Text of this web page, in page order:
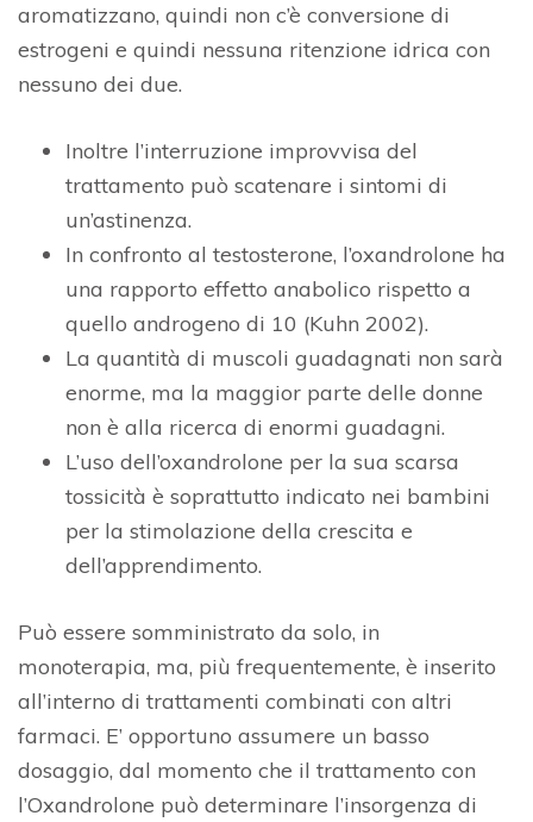
aromatizzano, quindi non c’è conversione di
estrogeni e quindi nessuna ritenzione idrica con
nessuno dei due.
Inoltre l’interruzione improvvisa del
trattamento può scatenare i sintomi di
un’astinenza.
In confronto al testosterone, l’oxandrolone ha
una rapporto effetto anabolico rispetto a
quello androgeno di 10 (Kuhn 2002).
La quantità di muscoli guadagnati non sarà
enorme, ma la maggior parte delle donne
non è alla ricerca di enormi guadagni.
L’uso dell’oxandrolone per la sua scarsa
tossicità è soprattutto indicato nei bambini
per la stimolazione della crescita e
dell’apprendimento.
Può essere somministrato da solo, in
monoterapia, ma, più frequentemente, è inserito
all’interno di trattamenti combinati con altri
farmaci. E’ opportuno assumere un basso
dosaggio, dal momento che il trattamento con
l’Oxandrolone può determinare l’insorgenza di